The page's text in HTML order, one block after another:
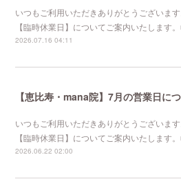
いつもご利用いただきありがとうございま
【臨時休業日】についてご案内いたします
2026.07.16 04:11
【恵比寿・mana院】7月の営業日に
いつもご利用いただきありがとうございま
【臨時休業日】についてご案内いたします
2026.06.22 02:00